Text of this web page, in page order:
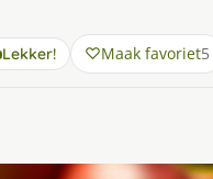
Lekker! Maak favoriet5